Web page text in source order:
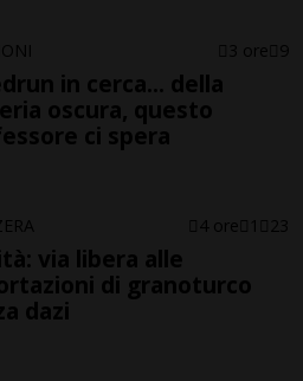
3 ore 9
in cerca... della
oscura, questo
ci spera
4 ore 1 23
via libera alle
di granoturco
dazi